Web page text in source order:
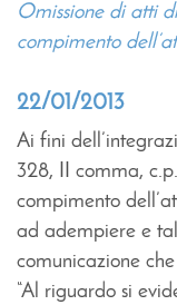
Omissione di atti
compimento
22/01/2013
Ai fini
328, II comma,
compimento
ad adempiere e
comunicazione
“Al riguardo si